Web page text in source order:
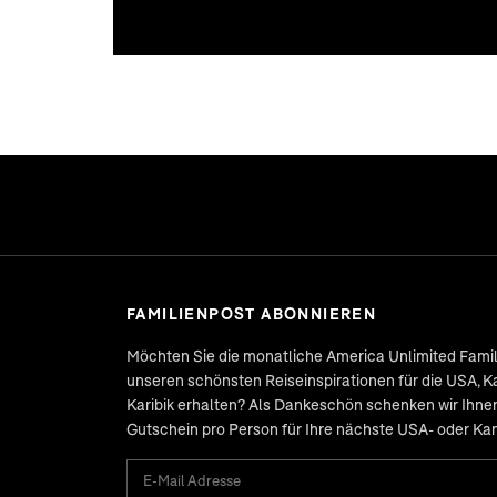
FAMILIENPOST ABONNIEREN
Möchten Sie die monatlicheAmerica Unlimited
unseren schönsten Reiseinspirationen für die USA,
Karibik erhalten? Als Dankeschön schenken wir
Gutschein pro Person für Ihre nächste USA- oder